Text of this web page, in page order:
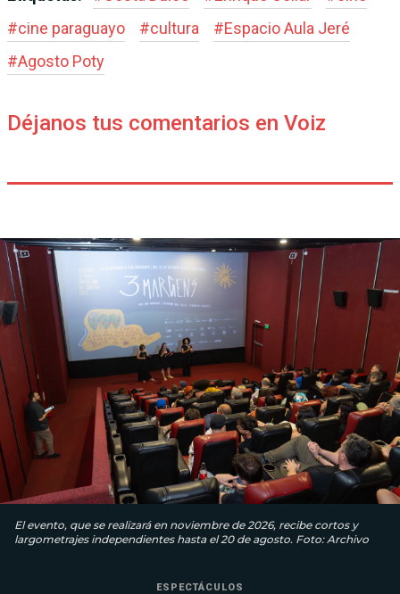
#cine paraguayo #cultura #Espacio Aula Jeré
#Agosto Poty
Déjanos tus comentarios en Voiz
El evento, que se realizará en noviembre de 2026, recibe cortos y
largometrajes independientes hasta el 20 de agosto. Foto: Archivo
ESPECTÁCULOS